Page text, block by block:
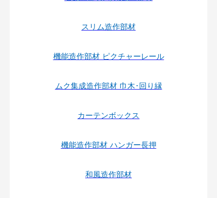
スリム造作部材
機能造作部材 ピクチャーレール
ムク集成造作部材 巾木･回り縁
カーテンボックス
機能造作部材 ハンガー長押
和風造作部材